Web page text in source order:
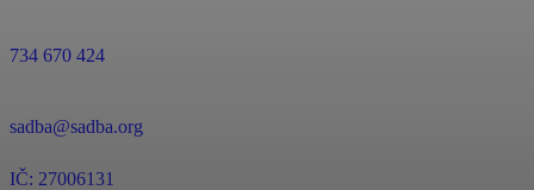
734 670 424
sadba@sadba.org
IČ: 27006131